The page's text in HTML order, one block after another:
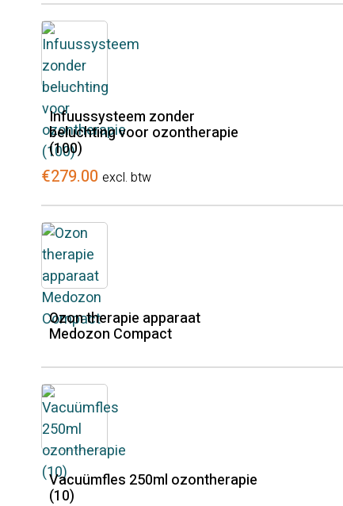
Infuussysteem zonder
beluchting voor ozontherapie
(100)
€279.00 excl. btw
Ozon therapie apparaat
Medozon Compact
Vacuümfles 250ml ozontherapie
(10)